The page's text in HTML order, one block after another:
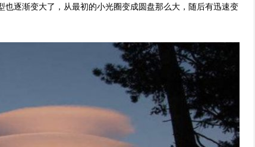
也逐渐变大了，从最初的小光圈变成圆盘那么大，随后有迅速变